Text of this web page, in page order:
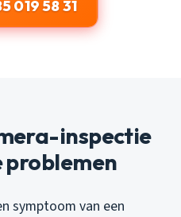
019 58 31
inspectie
symptoom van een